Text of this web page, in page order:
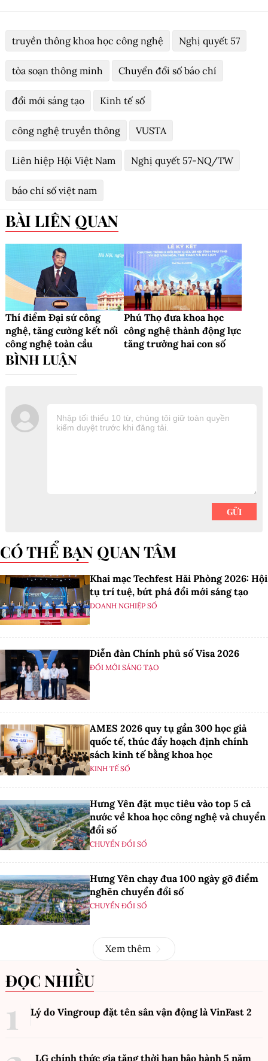
truyền thông khoa học công nghệ Nghị quyết 57
tòa soạn thông minh Chuyển đổi số báo chí
đổi mới sáng tạo Kinh tế số
công nghệ truyền thông VUSTA
Liên hiệp Hội Việt Nam Nghị quyết 57-NQ/TW
báo chí số việt nam
BÀI LIÊN QUAN
Thí điểm Đại sứ công
nghệ, tăng cường kết nối
công nghệ toàn cầu
Phú Thọ đưa khoa học
công nghệ thành động lực
tăng trưởng hai con số
CÓ THỂ BẠN QUAN TÂM
Khai mạc Techfest Hải Phòng 2026: Hội
tụ trí tuệ, bứt phá đổi mới sáng tạo
DOANH NGHIỆP SỐ
Diễn đàn Chính phủ số Visa 2026
ĐỔI MỚI SÁNG TẠO
AMES 2026 quy tụ gần 300 học giả
quốc tế, thúc đẩy hoạch định chính
sách kinh tế bằng khoa học
KINH TẾ SỐ
Hưng Yên đặt mục tiêu vào top 5 cả
nước về khoa học công nghệ và chuyển
đổi số
CHUYỂN ĐỔI SỐ
Hưng Yên chạy đua 100 ngày gỡ điểm
nghẽn chuyển đổi số
CHUYỂN ĐỔI SỐ
Xem thêm
ĐỌC NHIỀU
Lý do Vingroup đặt tên sân vận động là VinFast 2
LG chính thức gia tăng thời hạn bảo hành 5 năm